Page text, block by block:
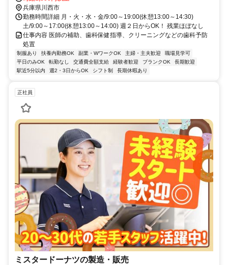
兵庫県川西市
勤務時間詳細 月・火・水・金/9:00～19:00(休憩13:00～14:30)
土/9:00～17:00(休憩13:00～14:00) 週２日からOK！ 残業ほぼなし
仕事内容 医師の補助、歯科保健指導、クリーニングなどの歯科予防
処置
制服あり 扶養内勤務OK 副業・WワークOK 主婦・主夫歓迎
職場見学可
平日のみOK
転勤なし 交通費全額支給 経験者歓迎 ブランクOK
長期歓迎
駅近5分以内
週2・3日からOK シフト制 長期休暇あり
正社員
ミスタードーナツの製造・販売